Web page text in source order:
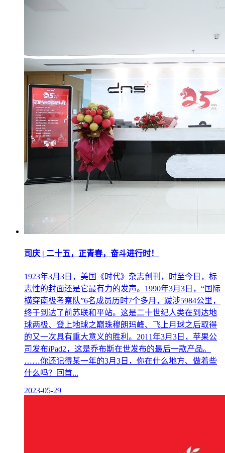
司庆 | 二十五，正青春，奋斗进行时！
1923年3月3日，美国《时代》杂志创刊，时至今日，标
志性的封面还是它最有力的发声。1990年3月3日，“国际
横穿南极考察队”6名成员历时7个多月，跋涉5984公里，
终于到达了前苏联和平站。这是二十世纪人类在到达地
球两极、登上地球之巅珠穆朗玛峰、飞上月球之后取得
的又一次具有重大意义的胜利。2011年3月3日，苹果公
司发布iPad2，这是乔布斯在世发布的最后一款产品。
……你还记得某一年的3月3日，你在什么地方、做着些
什么吗？回首...
2023-05-29